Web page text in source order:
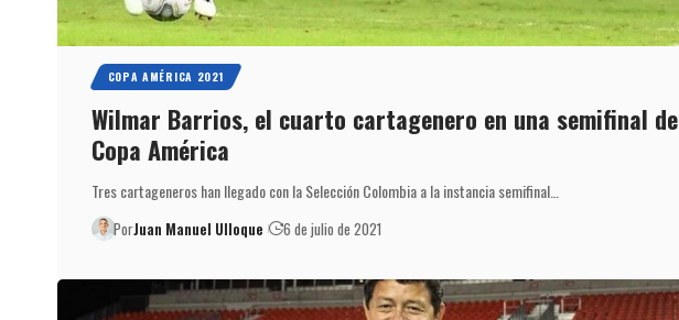
COPA AMÉRICA 2021
Wilmar Barrios, el cuarto cartagenero en una semifinal de
Copa América
Tres cartageneros han llegado con la Selección Colombia a la instancia semifinal…
PorJuan Manuel Ulloque 6 de julio de 2021